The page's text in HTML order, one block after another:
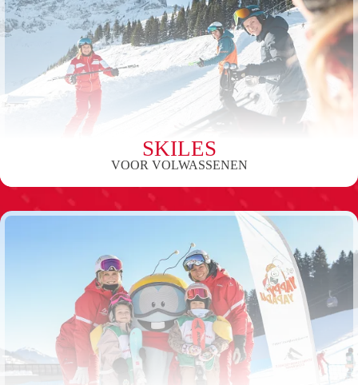
SKILES
VOOR VOLWASSENEN